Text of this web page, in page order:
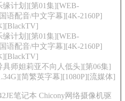
缘计划][第01集][WEB-
语配音/中文字幕][4K-2160P]
][BlackTV]
缘计划][第01集][WEB-
语配音/中文字幕][4K-2160P]
][BlackTV]
师妲莉亚不向人低头][第06集]
简繁英字幕][1080P][流媒体]
笔记本 Chicony网络摄像机驱